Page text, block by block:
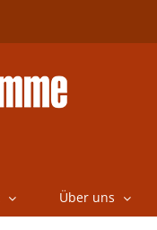
Über uns